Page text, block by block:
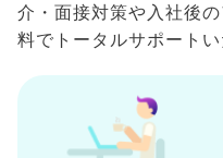
介・面接対策や入社後
料でトータルサポートい